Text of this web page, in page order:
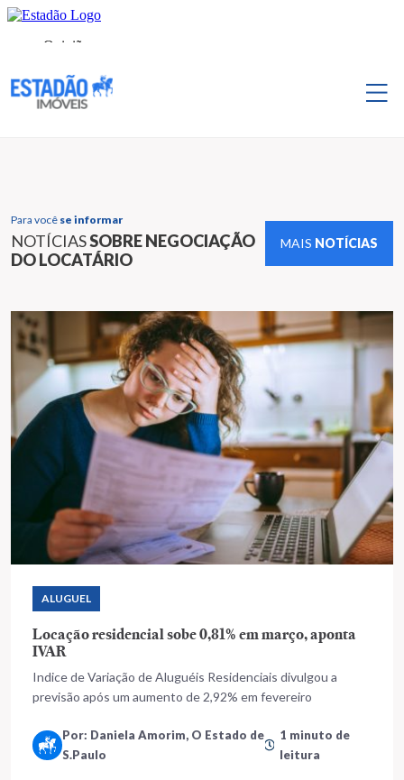
Para você se informar
NOTÍCIASSOBRE NEGOCIAÇÃO
DO LOCATÁRIO
MAIS NOTÍCIAS
ALUGUEL
Locação residencial sobe 0,81% em março, aponta
IVAR
Indice de Variação de Aluguéis Residenciais divulgou a
previsão após um aumento de 2,92% em fevereiro
Por: Daniela Amorim, O Estado de
S.Paulo
1 minuto de
leitura